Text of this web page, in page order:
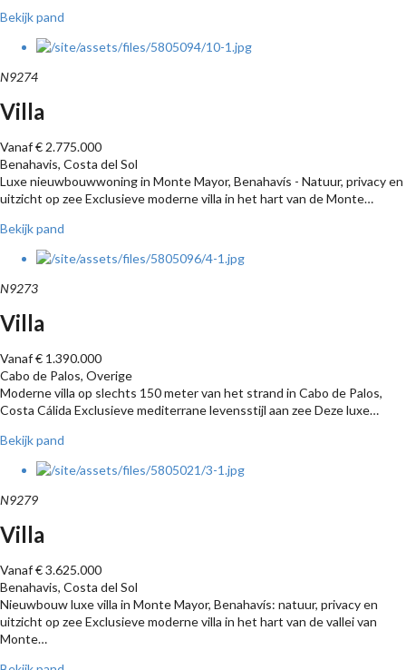
Bekijk pand
N9274
Villa
Vanaf € 2.775.000
Benahavis, Costa del Sol
Luxe nieuwbouwwoning in Monte Mayor, Benahavís - Natuur, privacy en
uitzicht op zee Exclusieve moderne villa in het hart van de Monte…
Bekijk pand
N9273
Villa
Vanaf € 1.390.000
Cabo de Palos, Overige
Moderne villa op slechts 150 meter van het strand in Cabo de Palos,
Costa Cálida Exclusieve mediterrane levensstijl aan zee Deze luxe…
Bekijk pand
N9279
Villa
Vanaf € 3.625.000
Benahavis, Costa del Sol
Nieuwbouw luxe villa in Monte Mayor, Benahavís: natuur, privacy en
uitzicht op zee Exclusieve moderne villa in het hart van de vallei van
Monte…